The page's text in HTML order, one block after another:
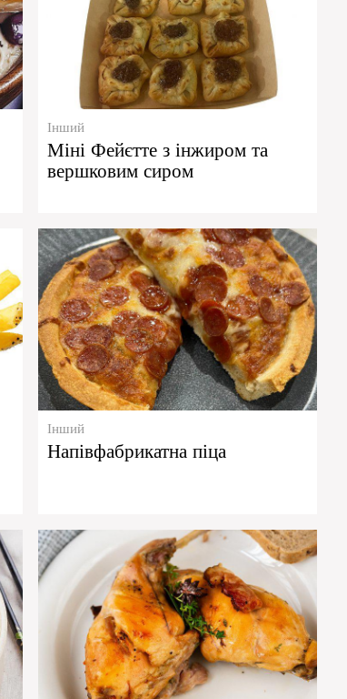
Інший
Міні Фейєтте з інжиром та
вершковим сиром
Інший
Напівфабрикатна піца